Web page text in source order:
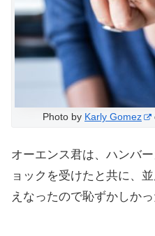
Photo by Karly Gomez
オーエンス君は、ハンバ
ョックを受けたと共に、
えなったので恥ずかしかっ